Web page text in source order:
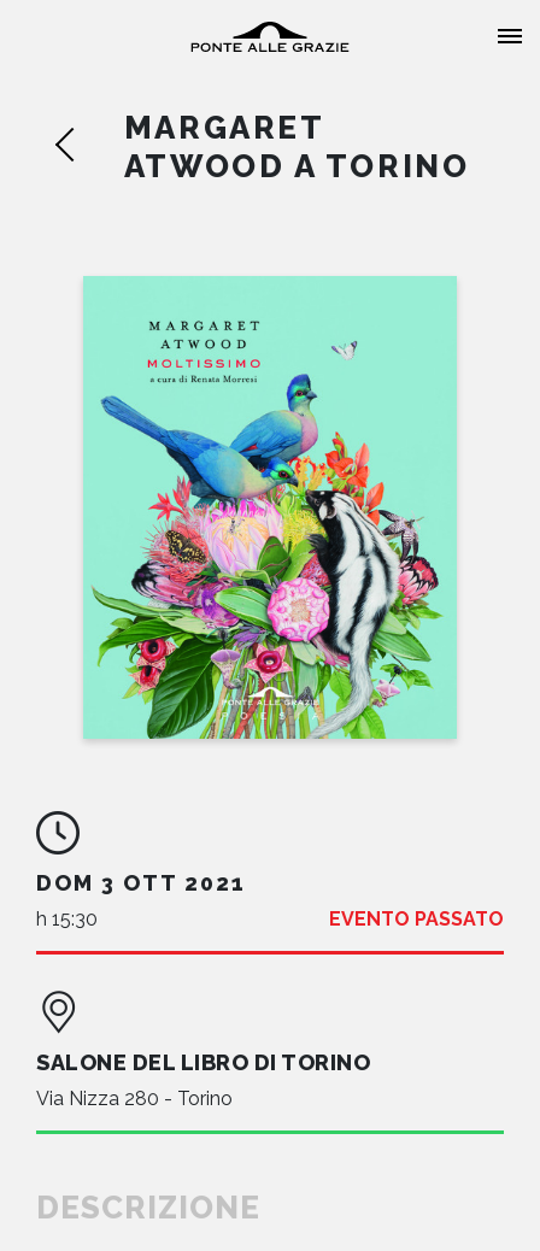
CHI SIAMO
CATALOGO
AUTORI
EVENTI
NEWS
CONTATTI
MARGARET
ATWOOD A TORINO
DOM 3 OTT 2021
h 15:30 EVENTO PASSATO
SALONE DEL LIBRO DI TORINO
Via Nizza 280 - Torino
DESCRIZIONE